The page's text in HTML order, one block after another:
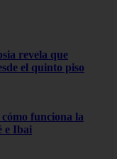
revela que
el quinto piso
funciona la
e Ibai